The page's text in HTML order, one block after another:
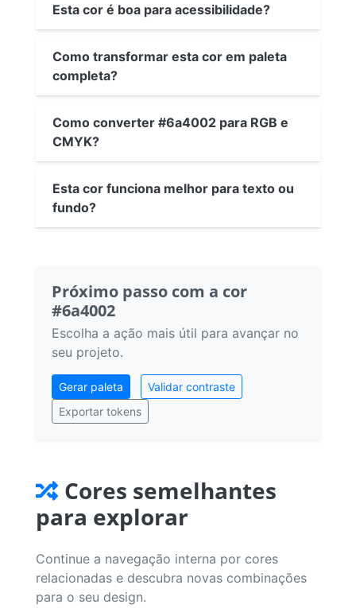
Esta cor é boa para acessibilidade?
Como transformar esta cor em paleta
completa?
Como converter #6a4002 para RGB e
CMYK?
Esta cor funciona melhor para texto ou
fundo?
Próximo passo com a cor
#6a4002
Escolha a ação mais útil para avançar no
seu projeto.
Gerar paleta
Validar contraste
Exportar tokens
Cores semelhantes
para explorar
Continue a navegação interna por cores
relacionadas e descubra novas combinações
para o seu design.